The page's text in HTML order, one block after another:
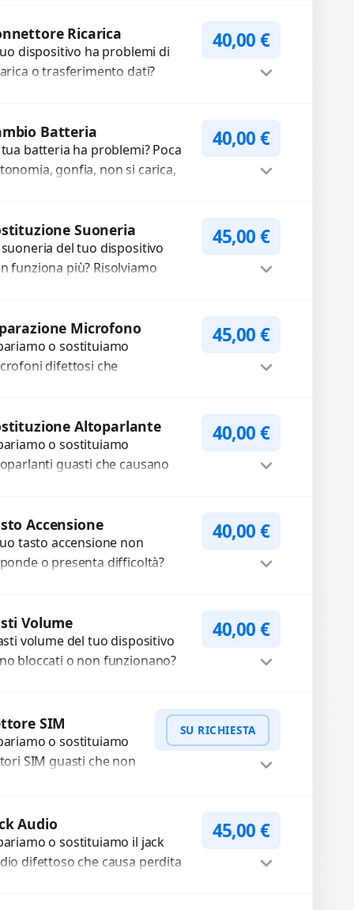
immagini sfocate, messa a...
Ricarica
dispositivo ha problemi di
o trasferimento dati?
danneggiati,...
40,00€
Batteria
tua batteria ha problemi? Poca
gonfia, non si carica,
40,00€
Suoneria
suoneria del tuo dispositivo
funziona più? Risolviamo
45,00€
Microfono
o sostituiamo
difettosi che
Diagnosi accurata e
di...
45,00€
Altoparlante
o sostituiamo
guasti che causano
per 3...
40,00€
Accensione
tasto accensione non
o presenta difficoltà?
utilizzando
di...
40,00€
Volume
volume del tuo dispositivo
bloccati o non funzionano?
40,00€
SIM
o sostituiamo
SIM guasti che non
ricambi testati
SU RICHIESTA
Preventivo
Audio
o sostituiamo il jack
difettoso che causa perdita
45,00€